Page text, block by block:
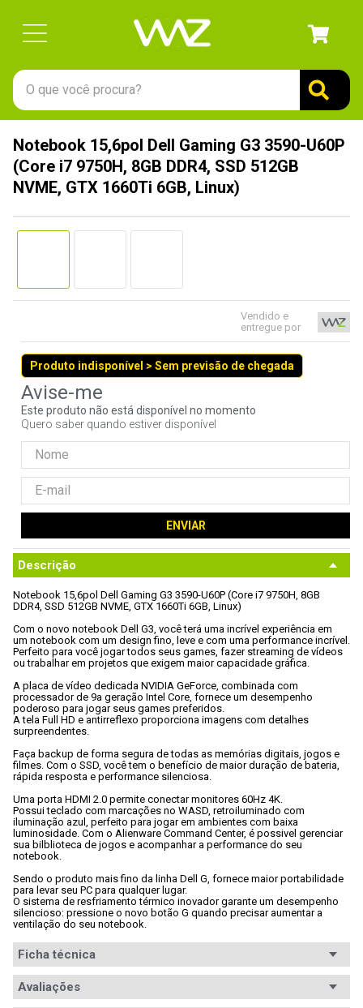
O que você procura?
Notebook 15,6pol Dell Gaming G3 3590-U60P
(Core i7 9750H, 8GB DDR4, SSD 512GB
NVME, GTX 1660Ti 6GB, Linux)
Vendido e
entregue por
Produto indisponível > Sem previsão de chegada
Este produto não está disponível no momento
Quero saber quando estiver disponível
ENVIAR
Descrição
Notebook 15,6pol Dell Gaming G3 3590-U60P (Core i7 9750H, 8GB
DDR4, SSD 512GB NVME, GTX 1660Ti 6GB, Linux)
Com o novo notebook Dell G3, você terá uma incrível experiência em
um notebook com um design fino, leve e com uma performance incrível.
Perfeito para você jogar todos seus games, fazer streaming de vídeos
ou trabalhar em projetos que exigem maior capacidade gráfica.
A placa de vídeo dedicada NVIDIA GeForce, combinada com
processador de 9a geração Intel Core, fornece um desempenho
poderoso para jogar seus games preferidos.
A tela Full HD e antirreflexo proporciona imagens com detalhes
surpreendentes.
Faça backup de forma segura de todas as memórias digitais, jogos e
filmes. Com o SSD, você tem o benefício de maior duração de bateria,
rápida resposta e performance silenciosa.
Uma porta HDMI 2.0 permite conectar monitores 60Hz 4K.
Possui teclado com marcações no WASD, retroiluminado com
iluminação azul, perfeito para jogar em ambientes com baixa
luminosidade. Com o Alienware Command Center, é possivel gerenciar
sua bilblioteca de jogos e acompanhar a performance do seu
notebook.
Sendo o produto mais fino da linha Dell G, fornece maior portabilidade
para levar seu PC para qualquer lugar.
O sistema de resfriamento térmico inovador garante um desempenho
silencioso: pressione o novo botão G quando precisar aumentar a
ventilação do seu notebook.
Ficha técnica
Processador
Avaliações
1º
gabinete
2º
keychron
8º
controle
9º
fractal
10º ventoinha